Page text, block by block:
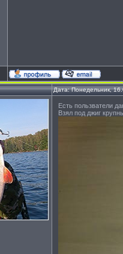
Дата: Понедельник,
Есть пользватели
Взял под джиг